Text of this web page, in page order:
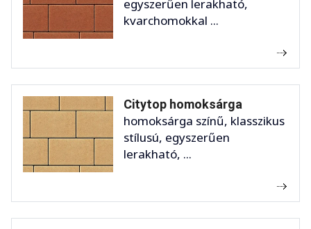
egyszerűen lerakható,
kvarchomokkal ...
Citytop homoksárga
homoksárga színű, klasszikus
stílusú, egyszerűen
lerakható, ...